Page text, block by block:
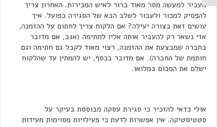
מעביר למעשה מסר מאוד ברור לאיש המכירות. האחרון צריך
להפסיק למכור ולעבור לשלב הבא של הסגירה בפועל. איך
עושים זאת בצורה יעילה? אם הלקוח צריך לחתום על ההזמנה,
אזי נשאר רק להעביר אותה אליו לחתימה (אגב, אם מדובר
בחברה שמבצעת את ההזמנה, רצוי מאוד לקבל גם חתימה וגם
חותמת של החברה). אם מדובר בכסף, יש להמתין עד שהלקוח
ישלם את הסכום במלואו.
אולי כדאי להזכיר כי סגירת עסקה מבוססת בעיקר על
סטטיסטיקה. אין אפשרות לדעת כי פעילויות מסוימות מעידות